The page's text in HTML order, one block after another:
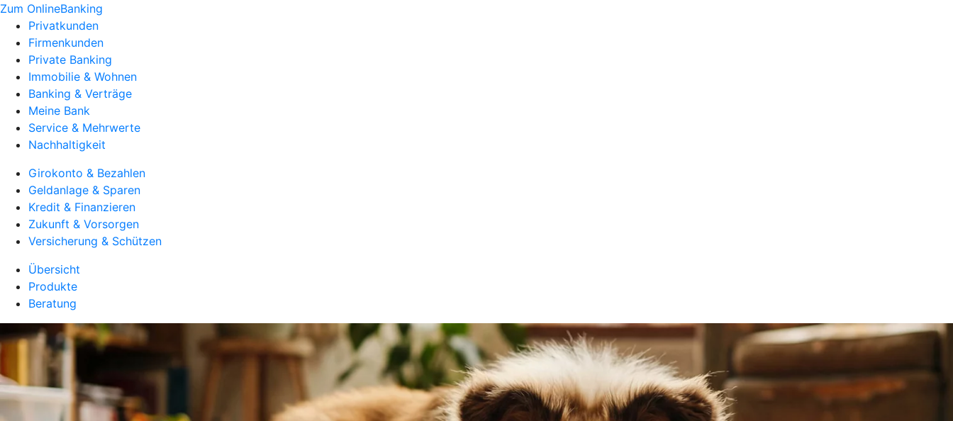
Zum OnlineBanking
Privatkunden
Firmenkunden
Private Banking
Immobilie & Wohnen
Banking & Verträge
Meine Bank
Service & Mehrwerte
Nachhaltigkeit
Girokonto & Bezahlen
Geldanlage & Sparen
Kredit & Finanzieren
Zukunft & Vorsorgen
Versicherung & Schützen
Übersicht
Produkte
Beratung